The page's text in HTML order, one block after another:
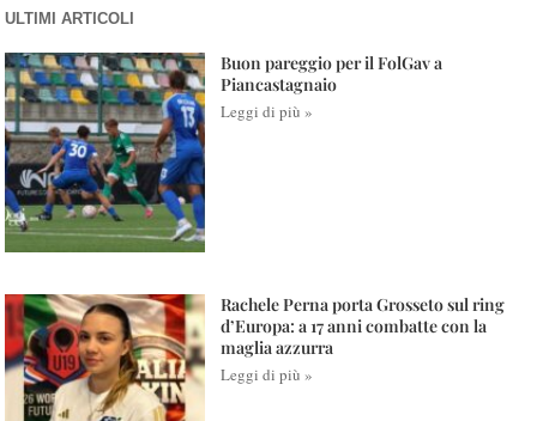
ULTIMI ARTICOLI
Buon pareggio per il FolGav a
Piancastagnaio
Leggi di più »
Rachele Perna porta Grosseto sul ring
d’Europa: a 17 anni combatte con la
maglia azzurra
Leggi di più »